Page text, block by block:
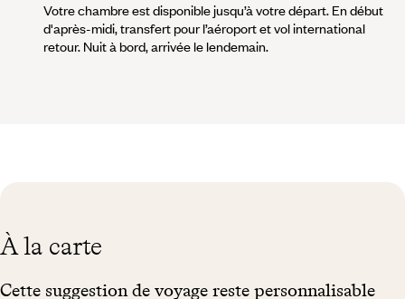
Votre chambre est disponible jusqu’à votre départ. En début
d'après-midi, transfert pour l’aéroport et vol international
retour. Nuit à bord, arrivée le lendemain.
À la carte
Cette suggestion de voyage reste personnalisable